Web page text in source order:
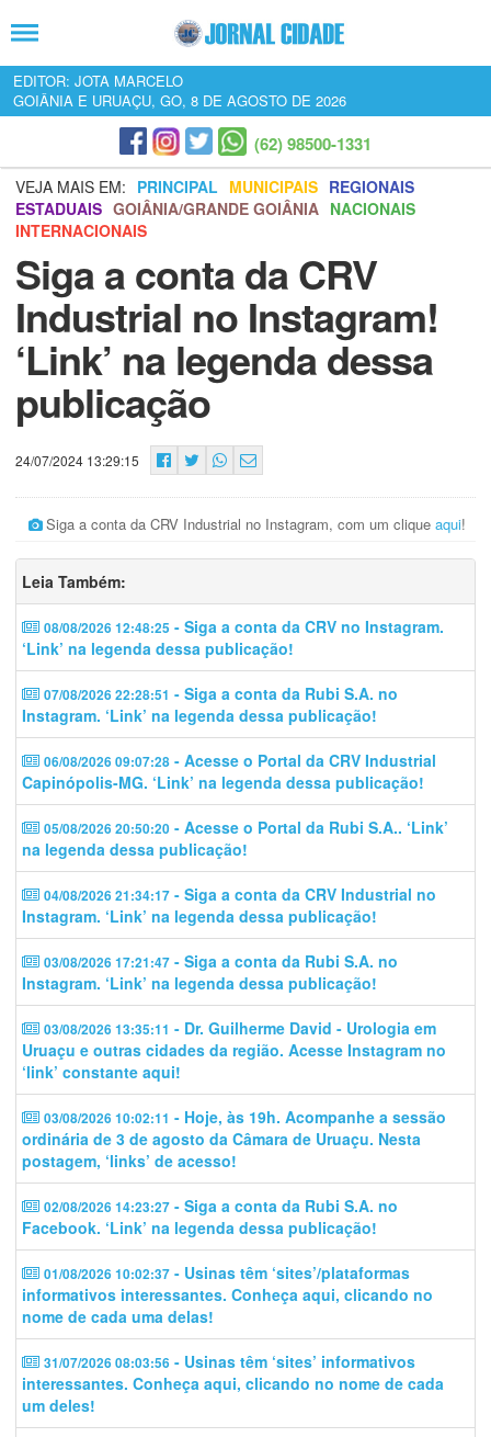
EDITOR: JOTA MARCELO
GOIÂNIA E URUAÇU, GO, 8 DE AGOSTO DE 2026
(62) 98500-1331
VEJA MAIS EM: PRINCIPAL MUNICIPAIS REGIONAIS
ESTADUAIS GOIÂNIA/GRANDE GOIÂNIA NACIONAIS
INTERNACIONAIS
Siga a conta da CRV
Industrial no Instagram!
‘Link’ na legenda dessa
publicação
24/07/2024 13:29:15
Siga a conta da CRV Industrial no Instagram, com um clique aqui!
Leia Também:
08/08/2026 12:48:25 - Siga a conta da CRV no Instagram.
‘Link’ na legenda dessa publicação!
07/08/2026 22:28:51 - Siga a conta da Rubi S.A. no
Instagram. ‘Link’ na legenda dessa publicação!
06/08/2026 09:07:28 - Acesse o Portal da CRV Industrial
Capinópolis-MG. ‘Link’ na legenda dessa publicação!
05/08/2026 20:50:20 - Acesse o Portal da Rubi S.A.. ‘Link’
na legenda dessa publicação!
04/08/2026 21:34:17 - Siga a conta da CRV Industrial no
Instagram. ‘Link’ na legenda dessa publicação!
03/08/2026 17:21:47 - Siga a conta da Rubi S.A. no
Instagram. ‘Link’ na legenda dessa publicação!
03/08/2026 13:35:11 - Dr. Guilherme David - Urologia em
Uruaçu e outras cidades da região. Acesse Instagram no
‘link’ constante aqui!
03/08/2026 10:02:11 - Hoje, às 19h. Acompanhe a sessão
ordinária de 3 de agosto da Câmara de Uruaçu. Nesta
postagem, ‘links’ de acesso!
02/08/2026 14:23:27 - Siga a conta da Rubi S.A. no
Facebook. ‘Link’ na legenda dessa publicação!
01/08/2026 10:02:37 - Usinas têm ‘sites’/plataformas
informativos interessantes. Conheça aqui, clicando no
nome de cada uma delas!
31/07/2026 08:03:56 - Usinas têm ‘sites’ informativos
interessantes. Conheça aqui, clicando no nome de cada
um deles!